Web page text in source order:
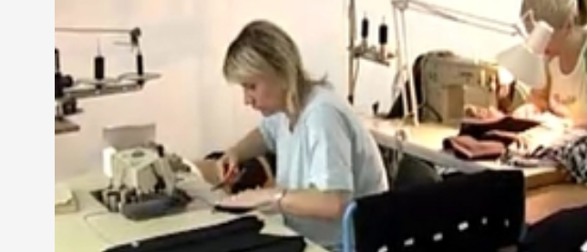
A Teleki Blanka Szakképző Iskolában is az előremenekülést választották,
diákok az egyedi ruhakészítést, vagy a kereskedelmi-vállalkozói
Rettegi Attila
- igazgató, OÁMK Teleki Blanka Szakképző Iskolája
"Mi az oktatásban igyekszünk alkalmazkodni a változásokhoz, ezért most
képzünk varrónőket."
A kormány 10 éves gazdaságfejlesztési stratégiája, amely uniós
megteremtését célozza, jövőképet adhat a textilszakmának.